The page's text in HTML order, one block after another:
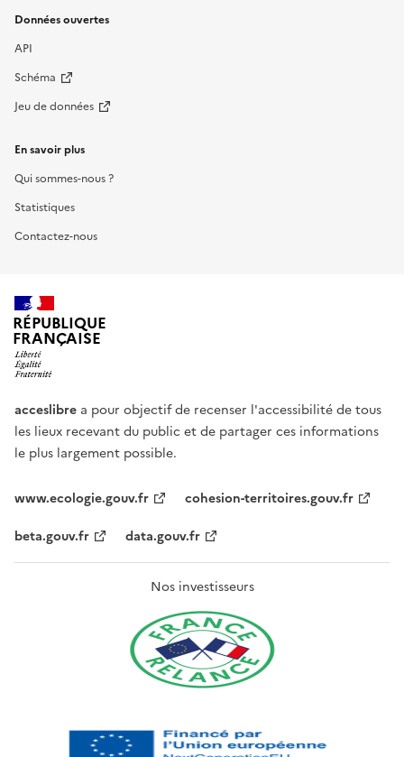
Données ouvertes
API
Schéma
Jeu de données
En savoir plus
Qui sommes-nous ?
Statistiques
Contactez-nous
RÉPUBLIQUE
FRANÇAISE
acceslibre a pour objectif de recenser l'accessibilité de tous
les lieux recevant du public et de partager ces informations
le plus largement possible.
www.ecologie.gouv.fr
cohesion-territoires.gouv.fr
beta.gouv.fr
data.gouv.fr
Nos investisseurs